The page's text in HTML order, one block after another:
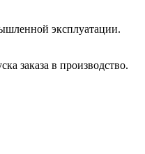
эксплуатации.
заказа в производство.